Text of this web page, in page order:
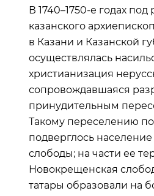
В 1740–1750-е годах под
казанского
в Казани и Казанской
осуществлялась
христианизация
сопровождавшаяся
принудительным
Такому переселению
подверглось население
слободы; на части ее
Новокрещенская
татары образовали на